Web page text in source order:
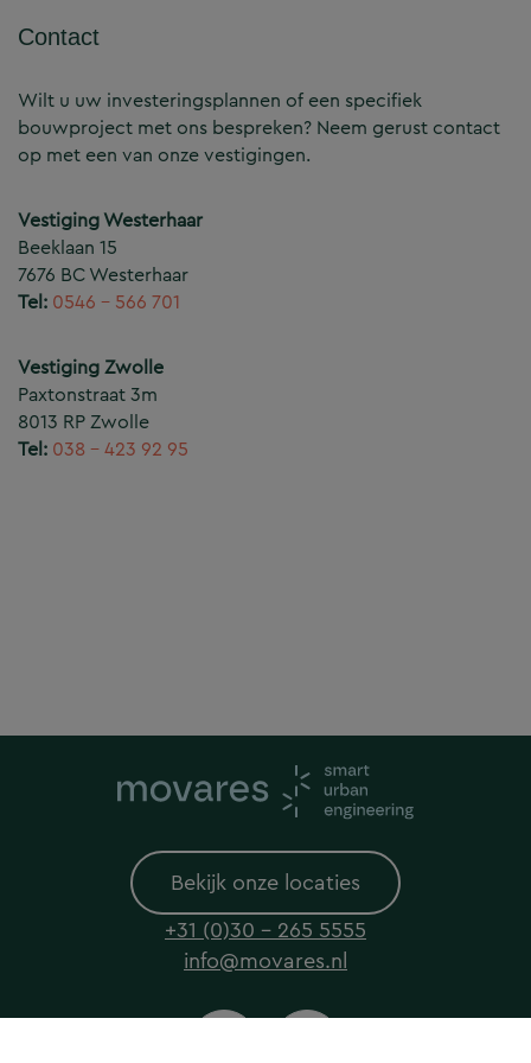
Contact
Wilt u uw investeringsplannen of een specifiek
bouwproject met ons bespreken? Neem gerust contact
op met een van onze vestigingen.
Vestiging Westerhaar
Beeklaan 15
7676 BC Westerhaar
Tel: 0546 – 566 701
Vestiging Zwolle
Paxtonstraat 3m
8013 RP Zwolle
Tel: 038 – 423 92 95
Bekijk onze locaties
+31 (0)30 - 265 5555
info@movares.nl